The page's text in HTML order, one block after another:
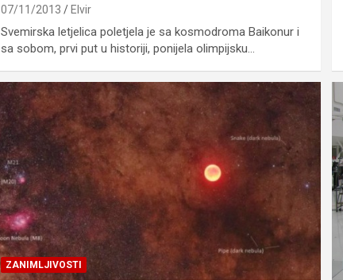
07/11/2013 Elvir
Svemirska letjelica poletjela je sa kosmodroma Baikonur i
sa sobom, prvi put u historiji, ponijela olimpijsku…
ZANIMLJIVOSTI